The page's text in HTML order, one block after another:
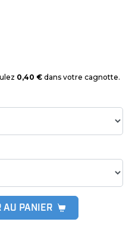
0,40 € dans votre cagnotte.
AU PANIER